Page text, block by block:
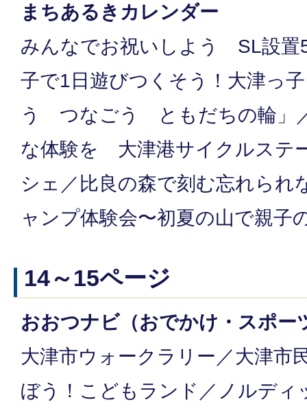
まちあるきカレンダー
みんなでお祝いしよう SL設置
子で1日遊びつくそう！大津っ
う つなごう ともだちの輪」
な体験を 大津港サイクルステ
シェ／比良の森で刻む忘れら
ャンプ体験会〜初夏の山で親子
14～15ページ
おおつナビ（おでかけ・スポー
大津市ウォークラリー／大津市
ぼう！こどもランド／ノルディ